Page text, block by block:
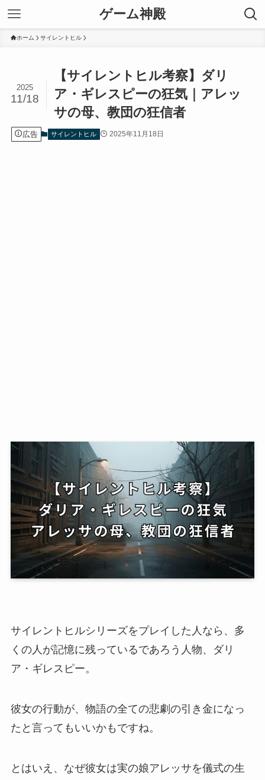
ゲーム神殿
ホーム サイレントヒル
【サイレントヒル考察】ダリ
ア・ギレスピーの狂気｜アレッ
サの母、教団の狂信者
2025
11/18
広告 サイレントヒル 2025年11月18日
サイレントヒルシリーズをプレイした人なら、多
くの人が記憶に残っているであろう人物、ダリ
ア・ギレスピー。
彼女の行動が、物語の全ての悲劇の引き金になっ
たと言ってもいいかもですね。
とはいえ、なぜ彼女は実の娘アレッサを儀式の生